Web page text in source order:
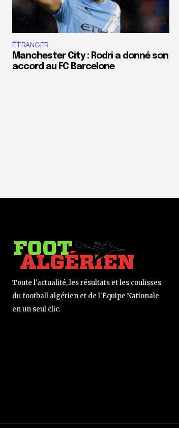
ÉTRANGER
Manchester City : Rodri a donné son
accord au FC Barcelone
Toute l'actualité, les résultats et les coulisses
du football algérien et de l'Équipe Nationale
en un seul clic.